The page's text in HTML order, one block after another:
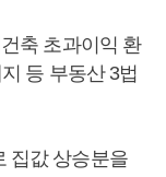
축 초과이익 환
등 부동산 3법
집값 상승분을